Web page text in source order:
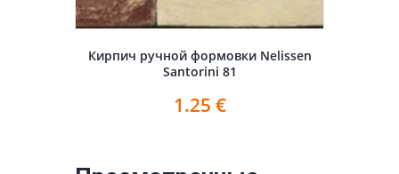
Кирпич ручной формовки Nelissen
Santorini 81
1.25 €